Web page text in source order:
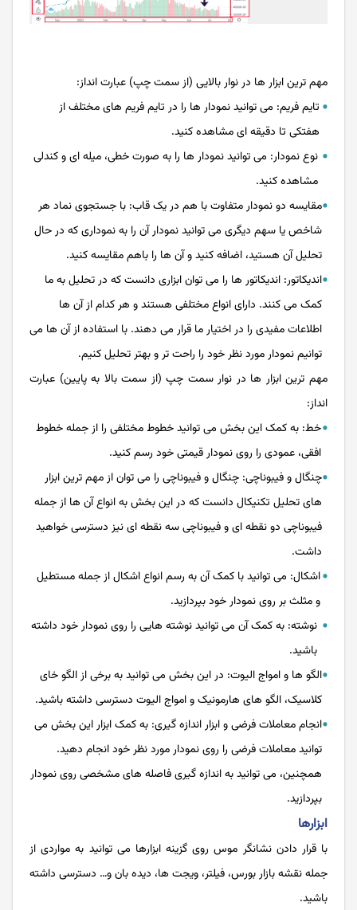
مهم ترین ابزار ها در نوار بالایی (از سمت چپ) عبارت انداز:
تایم فریم: می توانید نمودار ها را در تایم فریم های مختلف از
هفتکی تا دقیقه ای مشاهده کنید.
نوع نمودار: می توانید نمودار ها را به صورت خطی، میله ای و کندلی
مشاهده کنید.
مقایسه دو نمودار متفاوت با هم در یک قاب: با جستجوی نماد هر
شاخص یا سهم دیگری می توانید نمودار آن را به نموداری که در حال
تحلیل آن هستید، اضافه کنید و آن ها را باهم مقایسه کنید.
اندیکاتور: اندیکاتور ها را می توان ابزاری دانست که در تحلیل به ما
کمک می کنند. دارای انواع مختلفی هستند و هر کدام از آن ها
اطلاعات مفیدی را در اختیار ما قرار می دهند. با استفاده از آن ها می
توانیم نمودار مورد نظر خود را راحت تر و بهتر تحلیل کنیم.
مهم ترین ابزار ها در نوار سمت چپ (از سمت بالا به پایین) عبارت
انداز:
خط: به کمک این بخش می توانید خطوط مختلفی را از جمله خطوط
افقی، عمودی را روی نمودار قیمتی خود رسم کنید.
چنگال و فیبوناچی: چنگال و فیبوناچی را می توان از مهم ترین ابزار
های تحلیل تکنیکال دانست که در این بخش به انواع آن ها از جمله
فیبوناچی دو نقطه ای و فیبوناچی سه نقطه ای نیز دسترسی خواهید
داشت.
اشکال: می توانید با کمک آن به رسم انواع اشکال از جمله مستطیل
و مثلث بر روی نمودار خود بپردازید.
نوشته: به کمک آن می توانید نوشته هایی را روی نمودار خود داشته
باشید.
الگو ها و امواج الیوت: در این بخش می توانید به برخی از الگو خای
کلاسیک، الگو های هارمونیک و امواج الیوت دسترسی داشته باشید.
انجام معاملات فرضی و ابزار اندازه گیری: به کمک ابزار این بخش می
توانید معاملات فرضی را روی نمودار مورد نظر خود انجام دهید.
همچنین، می توانید به اندازه گیری فاصله های مشخصی روی نمودار
بپردازید.
ابزارها
با قرار دادن نشانگر موس روی گزینه ابزارها می توانید به مواردی از
جمله نقشه بازار بورس، فیلتر، ویجت ها، دیده بان و… دسترسی داشته
باشید.